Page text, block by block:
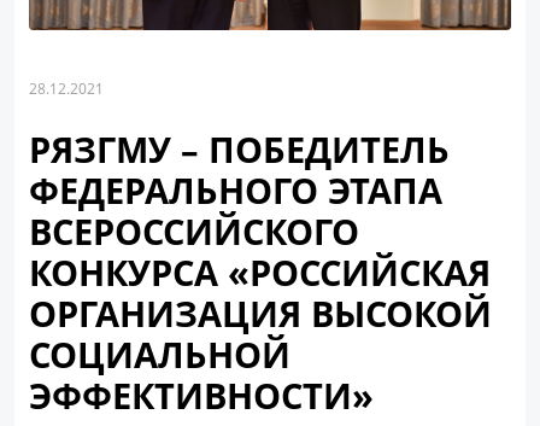
28.12.2021
РЯЗГМУ – ПОБЕДИТЕЛЬ
ФЕДЕРАЛЬНОГО ЭТАПА
ВСЕРОССИЙСКОГО
КОНКУРСА «РОССИЙСКАЯ
ОРГАНИЗАЦИЯ ВЫСОКОЙ
СОЦИАЛЬНОЙ
ЭФФЕКТИВНОСТИ»